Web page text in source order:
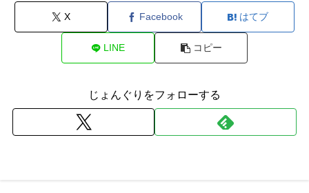
X Facebook はてブ
LINE コピー
じょんぐりをフォローする